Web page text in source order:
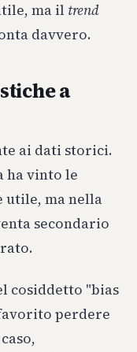
ma il trend
davvero.
a
ai dati storici.
ha vinto le
utile, ma nella
secondario
cosiddetto "bias
perdere